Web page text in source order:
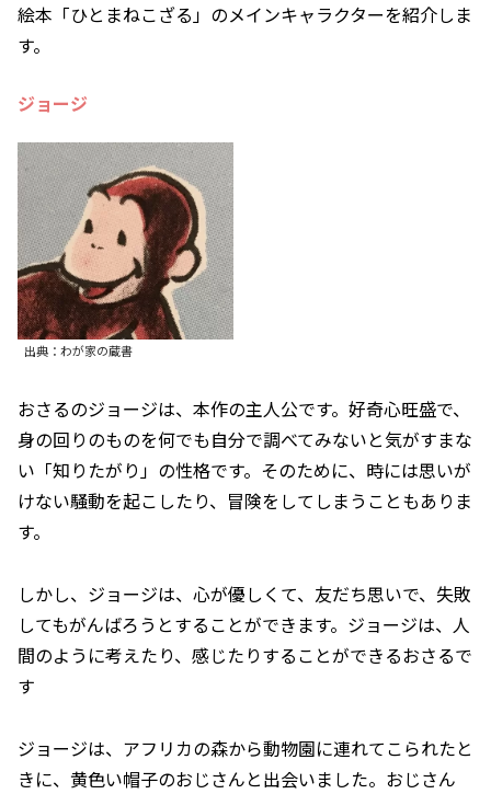
絵本「ひとまねこざる」のメインキャラクターを紹介しま
す。
ジョージ
出典：わが家の蔵書
おさるのジョージは、本作の主人公です。好奇心旺盛で、
身の回りのものを何でも自分で調べてみないと気がすまな
い「知りたがり」の性格です。そのために、時には思いが
けない騒動を起こしたり、冒険をしてしまうこともありま
す。
しかし、ジョージは、心が優しくて、友だち思いで、失敗
してもがんばろうとすることができます。ジョージは、人
間のように考えたり、感じたりすることができるおさるで
す
ジョージは、アフリカの森から動物園に連れてこられたと
きに、黄色い帽子のおじさんと出会いました。おじさん